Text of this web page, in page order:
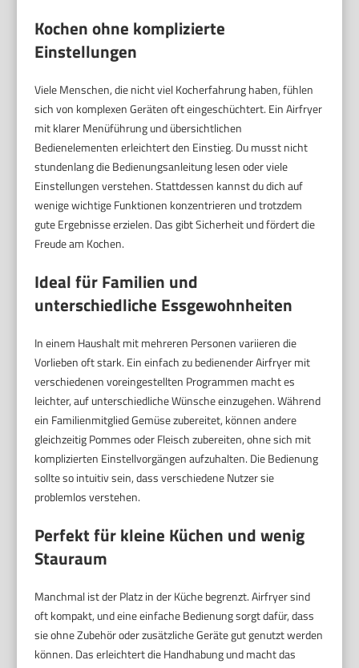
Kochen ohne komplizierte
Einstellungen
Viele Menschen, die nicht viel Kocherfahrung haben, fühlen
sich von komplexen Geräten oft eingeschüchtert. Ein Airfryer
mit klarer Menüführung und übersichtlichen
Bedienelementen erleichtert den Einstieg. Du musst nicht
stundenlang die Bedienungsanleitung lesen oder viele
Einstellungen verstehen. Stattdessen kannst du dich auf
wenige wichtige Funktionen konzentrieren und trotzdem
gute Ergebnisse erzielen. Das gibt Sicherheit und fördert die
Freude am Kochen.
Ideal für Familien und
unterschiedliche Essgewohnheiten
In einem Haushalt mit mehreren Personen variieren die
Vorlieben oft stark. Ein einfach zu bedienender Airfryer mit
verschiedenen voreingestellten Programmen macht es
leichter, auf unterschiedliche Wünsche einzugehen. Während
ein Familienmitglied Gemüse zubereitet, können andere
gleichzeitig Pommes oder Fleisch zubereiten, ohne sich mit
komplizierten Einstellvorgängen aufzuhalten. Die Bedienung
sollte so intuitiv sein, dass verschiedene Nutzer sie
problemlos verstehen.
Perfekt für kleine Küchen und wenig
Stauraum
Manchmal ist der Platz in der Küche begrenzt. Airfryer sind
oft kompakt, und eine einfache Bedienung sorgt dafür, dass
sie ohne Zubehör oder zusätzliche Geräte gut genutzt werden
können. Das erleichtert die Handhabung und macht das